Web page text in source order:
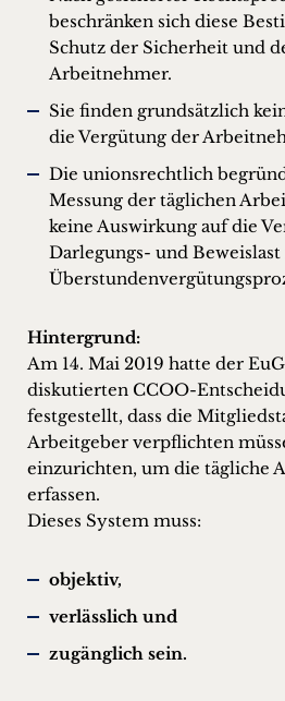
beschränken sich diese
Schutz der Sicherheit und
Arbeitnehmer.
Sie finden grundsätzlich
die Vergütung der
Die unionsrechtlich
Messung der täglichen
keine Auswirkung auf die
Darlegungs- und
Hintergrund:
Am 14. Mai 2019 hatte der
diskutierten CCOO-
festgestellt, dass die
Arbeitgeber verpflichten
einzurichten, um die tägliche
erfassen.
Dieses System muss:
objektiv,
verlässlich und
zugänglich sein.